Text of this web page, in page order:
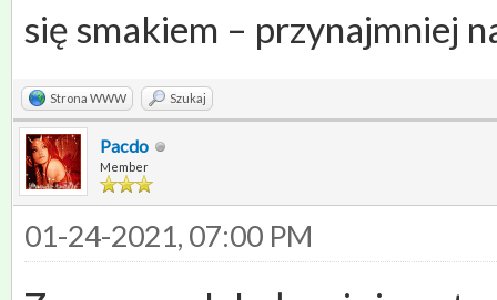
się smakiem – przynajmniej
Strona WWW Szukaj
Pacdo
Member
01-24-2021, 07:00 PM